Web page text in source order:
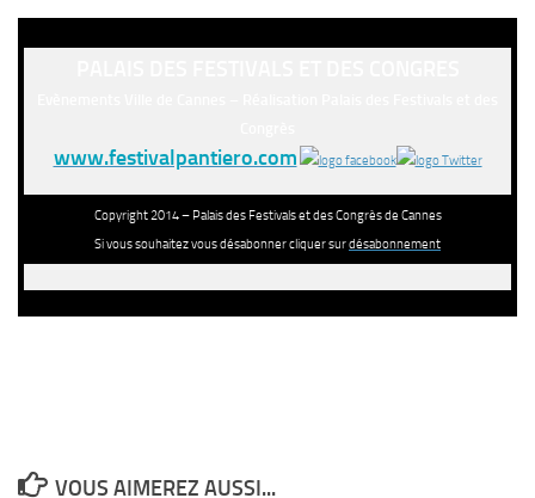
www.festivalpantiero.com
Copyright 2014 – Palais des Festivals et des Congrès de Cannes
Si vous souhaitez vous désabonner cliquer surdésabonnement
VOUS AIMEREZ AUSSI...